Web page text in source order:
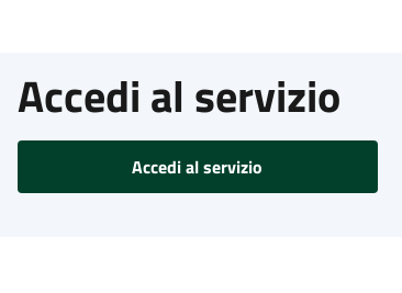
Accedi al servizio
Accedi al servizio